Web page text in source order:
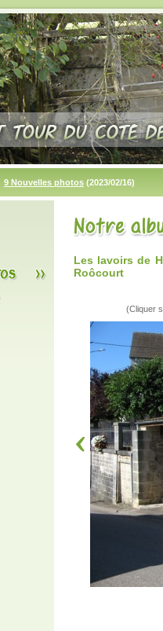
9 Nouvelles photos (2023/02/16)
Les lavoirs de
Roôcourt
(Cliquer